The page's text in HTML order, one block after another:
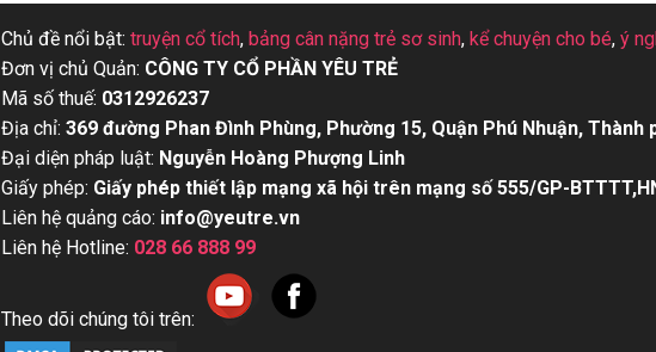
Chủ đề nổi bật: truyện cổ tích, bảng cân nặng trẻ sơ sinh, kể chuyện cho bé, ý
Đơn vị chủ Quản: CÔNG TY CỔ PHẦN YÊU TRẺ
Mã số thuế: 0312926237
Địa chỉ: 369 đường Phan Đình Phùng, Phường 15, Quận Phú Nhuận, Thành
Đại diện pháp luật: Nguyễn Hoàng Phượng Linh
Giấy phép: Giấy phép thiết lập mạng xã hội trên mạng số 555/GP-
Liên hệ quảng cáo: info@yeutre.vn
Liên hệ Hotline: 028 66 888 99
Theo dõi chúng tôi trên: